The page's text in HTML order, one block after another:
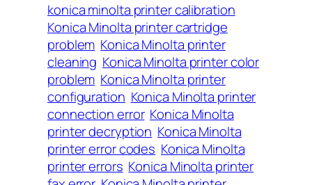
konica minolta printer calibration
Konica Minolta printer cartridge
problem Konica Minolta printer
cleaning Konica Minolta printer color
problem Konica Minolta printer
configuration Konica Minolta printer
connection error Konica Minolta
printer decryption Konica Minolta
printer error codes Konica Minolta
printer errors Konica Minolta printer